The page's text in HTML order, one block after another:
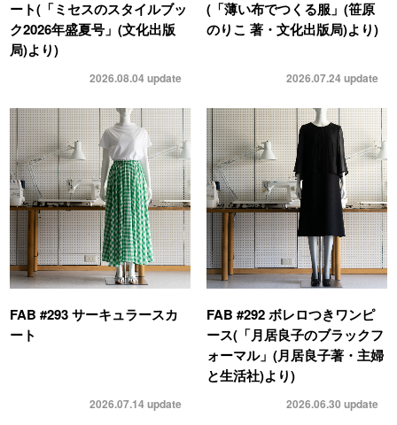
ート(「ミセスのスタイルブッ
ク2026年盛夏号」(文化出版
局)より)
2026.08.04update
(「薄い布でつくる服」(笹原
のりこ 著・文化出版局)より)
2026.07.24update
FAB #293 サーキュラースカ
ート
2026.07.14update
FAB #292 ボレロつきワンピ
ース(「月居良子のブラックフ
ォーマル」(月居良子著・主婦
と生活社)より)
2026.06.30 update